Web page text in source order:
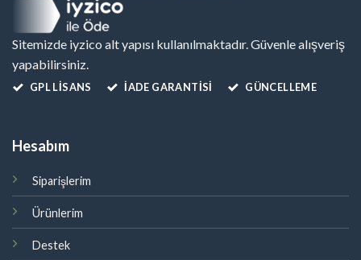
Sitemizde iyzico alt yapısı kullanılmaktadır. Güvenle alışveriş
yapabilirsiniz.
GPL LISANS İADE GARANTİSİ GÜNCELLEME
Hesabım
Siparişlerim
Ürünlerim
Destek